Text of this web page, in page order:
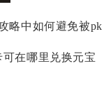
略中如何避免被pk
在哪里兑换元宝